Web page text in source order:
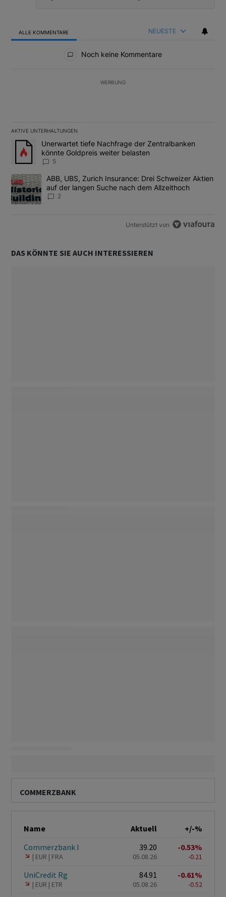
ALLE KOMMENTARE NEUESTE
Noch keine Kommentare
WERBUNG
AKTIVE UNTERHALTUNGEN
Das Folgende ist eine Liste der am meisten kommentierten
Ein Trendartikel mit dem Titel "Unerwartet tiefe Nachfrage der
Unerwartet tiefe Nachfrage der Zentralbanken
könnte Goldpreis weiter belasten
5
Ein Trendartikel mit dem Titel "ABB, UBS, Zurich Insurance:
ABB, UBS, Zurich Insurance: Drei Schweizer Aktien
auf der langen Suche nach dem Allzeithoch
2
Unterstützt von
DAS KÖNNTE SIE AUCH INTERESSIEREN
COMMERZBANK
Name Aktuell
+/-%
Commerzbank I
EUR FRA
39.20
05.08.26
-0.53%
-0.21
UniCredit Rg
EUR ETR
84.91
05.08.26
-0.61%
-0.52